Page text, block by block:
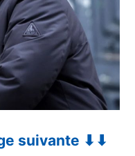
suivante ⬇⬇